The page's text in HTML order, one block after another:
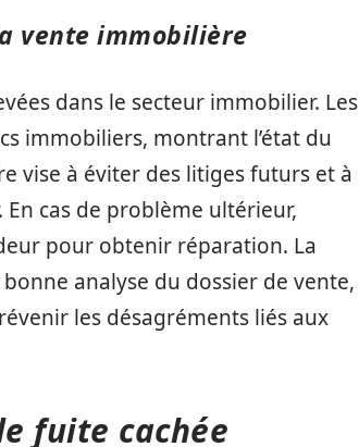
vente immobilière
dans le secteur immobilier. Les
immobiliers, montrant l’état du
vise à éviter des litiges futurs et à
cas de problème ultérieur,
pour obtenir réparation. La
analyse du dossier de vente,
les désagréments liés aux
fuite cachée